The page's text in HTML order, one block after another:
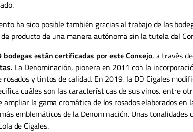
ha sido posible también gracias al trabajo de las
producto de una manera autónoma sin la tutela del
bodegas están certificadas por este Consejo, a través
La Denominación, pionera en 2011 con la
rosados y tintos de calidad. En 2019, la DO Cigales
cuáles son las características de sus vinos, entre
la gama cromática de los rosados elaborados en
emblemáticos de la Denominación. Unas
de Cigales.